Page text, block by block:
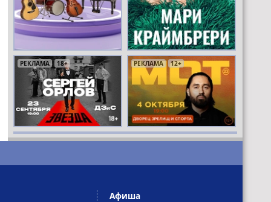
РЕКЛАМА 18+
РЕКЛАМА 16+
РЕКЛАМА 12+ РЕКЛАМА 12+
РЕКЛАМА 0+
РЕКЛАМА 16+
РЕКЛАМА 18+
Афиша